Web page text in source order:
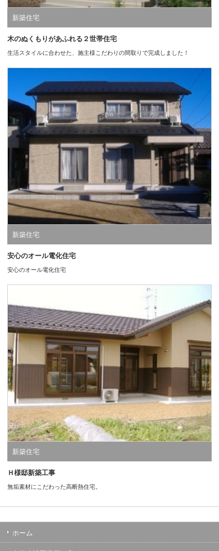
新築住宅
木のぬくもりがあふれる２世帯住宅
生活スタイルに合わせた、施主様こだわりの間取りで完成しました！
新築住宅
安心のオール電化住宅
安心のオール電化住宅
新築住宅
Ｈ様邸新築工事
無垢素材にこだわった高断熱住宅。
ホーム